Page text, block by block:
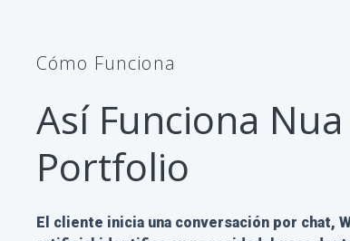
Cómo Funciona
Así Funciona
Portfolio
El cliente inicia una conversación por chat,